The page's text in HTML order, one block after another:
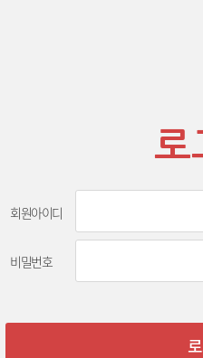
로
회원아이디
비밀번호